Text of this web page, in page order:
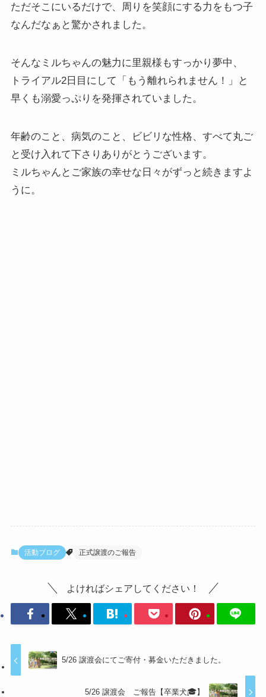
ただそこにいるだけで、周りを笑顔にする力をもつ子
なんだなぁと驚かされました。
そんなミルちゃんの魅力に里親様もすっかり夢中、
トライアル2日目にして「もう離れられません！」と
早くも溺愛っぷりを発揮されていました。
年齢のこと、病気のこと、ビビリな性格、すべて丸ご
と受け入れて下さりありがとうございます。
ミルちゃんとご家族の幸せな日々がずっと続きますよ
うに。
活動ブログ 正式譲渡のご報告
よければシェアしてください！
5/26 譲渡会にてご寄付・募金いただきました。
5/26 譲渡会 ご報告【卒業犬🎓】